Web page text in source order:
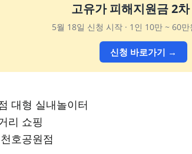
고유가 피해지원금 2
5월 18일 신청 시작 · 1인 10만 ~ 60
신청 바로가기 →
대형 실내놀이터
리 쇼핑
호공원점